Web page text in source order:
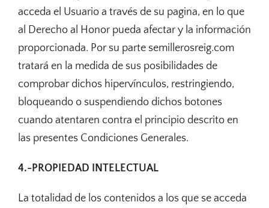
acceda el Usuario a través de su pagina, en lo que
al Derecho al Honor pueda afectar y la información
proporcionada. Por su parte semillerosreig.com
tratará en la medida de sus posibilidades de
comprobar dichos hipervínculos, restringiendo,
bloqueando o suspendiendo dichos botones
cuando atentaren contra el principio descrito en
las presentes Condiciones Generales.
4.-PROPIEDAD INTELECTUAL
La totalidad de los contenidos a los que se acceda